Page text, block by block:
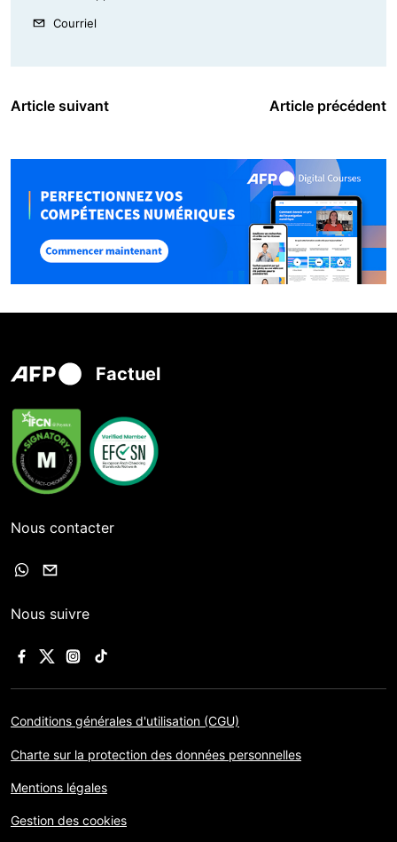
Courriel
Article suivant Article précédent
Factuel
Nous contacter
Nous suivre
Conditions générales d'utilisation (CGU)
Charte sur la protection des données personnelles
Mentions légales
Gestion des cookies